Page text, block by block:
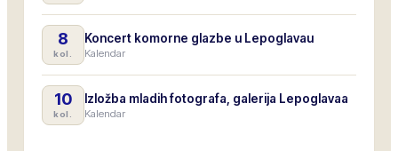
8
kol.
Koncert komorne glazbe u Lepoglavau
Kalendar
10
kol.
Izložba mladih fotografa, galerija Lepoglavaa
Kalendar